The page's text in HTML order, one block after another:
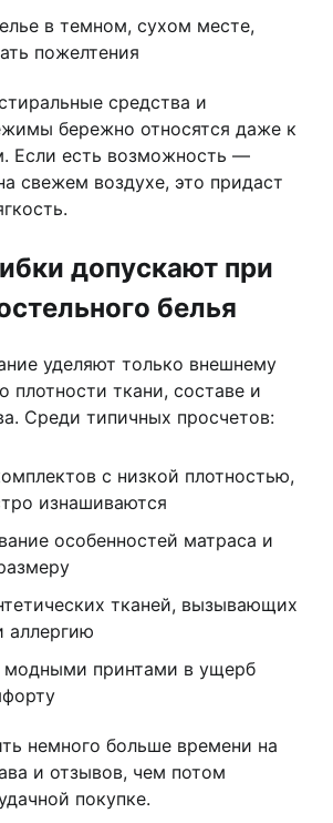
в темном, сухом месте,
пожелтения
средства и
бережно относятся даже к
Если есть возможность —
свежем воздухе, это придаст
допускают при
белья
уделяют только внешнему
плотности ткани, составе и
Среди типичных просчетов:
с низкой плотностью,
изнашиваются
особенностей матраса и
тканей, вызывающих
аллергию
модными принтами в ущерб
немного больше времени на
и отзывов, чем потом
покупке.